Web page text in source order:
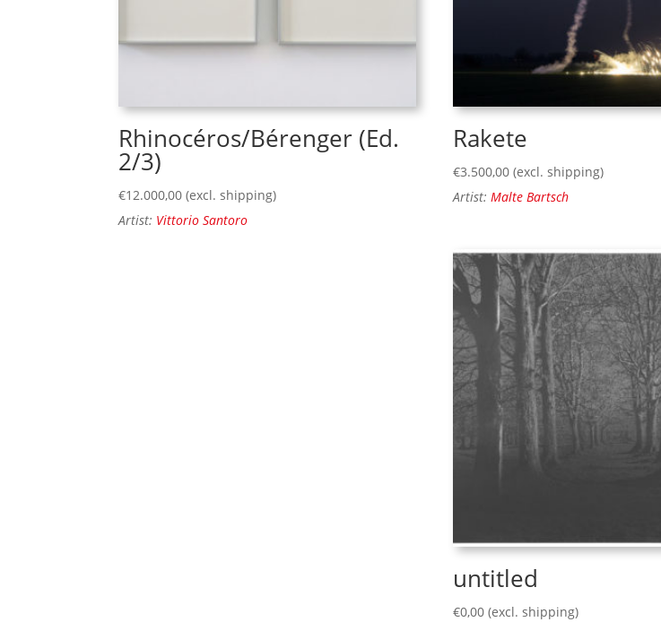
Rhinocéros/Bérenger (Ed.
2/3)
€12.000,00 (excl. shipping)
Artist: Vittorio Santoro
Rakete
€3.500,00 (excl. shipping)
Artist:Malte Bartsch
untitled
€0,00 (excl. shipping)